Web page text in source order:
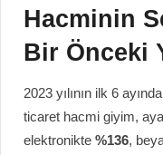
Hacminin
Bir Önceki
2023 yılının ilk 6
ticaret hacmi giyim,
elektronikte %136,